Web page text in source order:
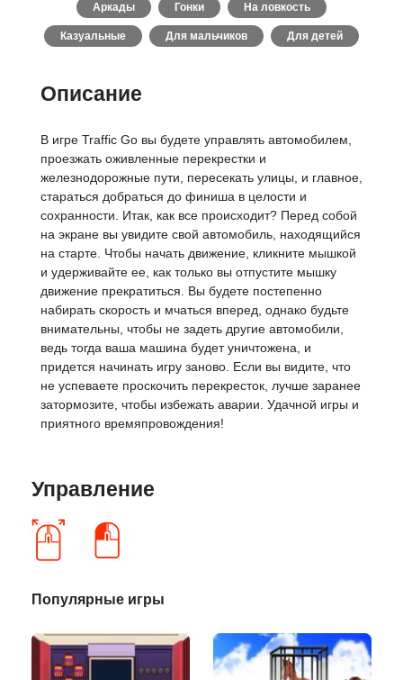
Аркады Гонки На ловкость
Казуальные Для мальчиков Для детей
Описание
В игре Traffic Go вы будете управлять автомобилем,
проезжать оживленные перекрестки и
железнодорожные пути, пересекать улицы, и главное,
стараться добраться до финиша в целости и
сохранности. Итак, как все происходит? Перед собой
на экране вы увидите свой автомобиль, находящийся
на старте. Чтобы начать движение, кликните мышкой
и удерживайте ее, как только вы отпустите мышку
движение прекратиться. Вы будете постепенно
набирать скорость и мчаться вперед, однако будьте
внимательны, чтобы не задеть другие автомобили,
ведь тогда ваша машина будет уничтожена, и
придется начинать игру заново. Если вы видите, что
не успеваете проскочить перекресток, лучше заранее
затормозите, чтобы избежать аварии. Удачной игры и
приятного времяпровождения!
Управление
Популярные игры